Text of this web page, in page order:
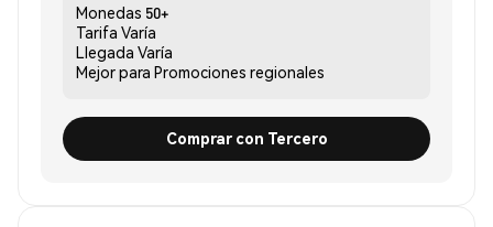
Monedas 50+
Tarifa Varía
Llegada Varía
Mejor para Promociones regionales
Comprar con Tercero